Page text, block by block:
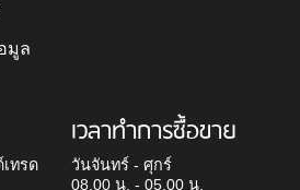
มูล
ทรด
เวลาทำการซื้อขาย
วันจันทร์ - ศุกร์
08.00 น. - 05.00 น.